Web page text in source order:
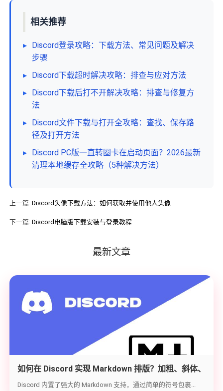
相关推荐
▸ Discord登录攻略：下载方法、常见问题及解决
步骤
▸ Discord下载超时解决攻略：排查与应对方法
▸ Discord下载后打不开解决攻略：排查与修复方
法
▸ Discord文件下载与打开全攻略：查找、保存路
径及打开方法
▸ Discord PC版一直转圈卡在启动页面？2026最新
清理本地缓存全攻略（5种解决方法）
上一篇: Discord头像下载方法：如何获取并使用他人头像
下一篇: Discord电脑版下载安装与登录教程
最新文章
如何在 Discord 实现 Markdown 排版？加粗、斜体、
代码块与隐藏文字教学
Discord 内置了强大的 Markdown 支持，通过简单的符号包裹...